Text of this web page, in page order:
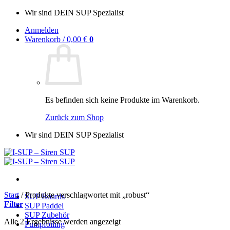
Zum
springen
Wir sind DEIN SUP Spezialist
Anmelden
Warenkorb /0,00 € 0
Es befinden sich keine Produkte im Warenkorb.
Zurück zum Shop
Wir sind DEIN SUP Spezialist
SUP Boards
SUP Paddel
SUP Zubehör
Pumpfoiling
Start /Produkte verschlagwortet mit „robust“
Filter
Alle 2 Ergebnisse werden angezeigt